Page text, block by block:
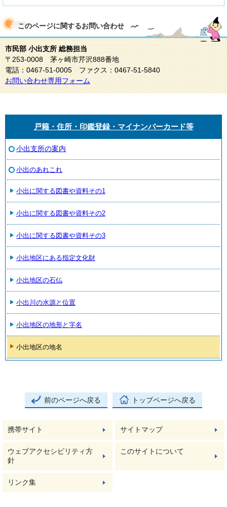
このページに関するお問い合わせ
市民部 小出支所 総務担当
〒253-0008 茅ヶ崎市芹沢888番地
電話：0467-51-0005 ファクス：0467-51-5840
お問い合わせ専用フォーム
戸籍・住所・印鑑登録・マイナンバーカード等
小出支所の案内
小出のあれこれ
小出に関する図書や資料その1
小出に関する図書や資料その2
小出に関する図書や資料その3
小出地区にある指定文化財
小出地区の石仏
小出川の水源と位置
小出地区の地形と字名
小出地区の地名
前のページへ戻る トップページへ戻る
携帯サイト サイトマップ
ウェブアクセシビリティ方
針
このサイトについて
リンク集